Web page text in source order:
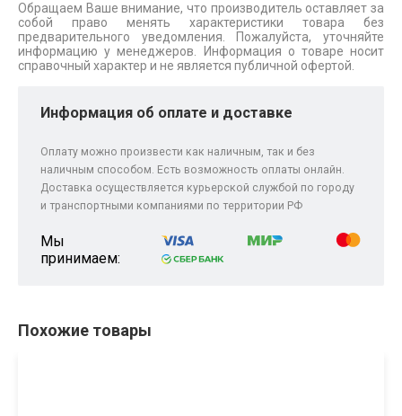
Обращаем Ваше внимание, что производитель оставляет за
собой право менять характеристики товара без
предварительного уведомления. Пожалуйста, уточняйте
информацию у менеджеров. Информация о товаре носит
справочный характер и не является публичной офертой.
Информация об оплате и доставке
Оплату можно произвести как наличным, так и без
наличным способом. Есть возможность оплаты онлайн.
Доставка осуществляется курьерской службой по городу
и транспортными компаниями по территории РФ
Мы
принимаем:
Похожие товары